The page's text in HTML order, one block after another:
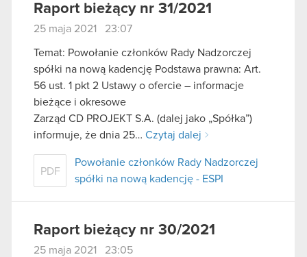
Raport bieżący nr 31/2021
25 maja 2021 23:07
Temat: Powołanie członków Rady Nadzorczej
spółki na nową kadencję Podstawa prawna: Art.
56 ust. 1 pkt 2 Ustawy o ofercie – informacje
bieżące i okresowe
Zarząd CD PROJEKT S.A. (dalej jako „Spółka”)
informuje, że dnia 25… Czytaj dalej
PDF
Powołanie członków Rady Nadzorczej
spółki na nową kadencję - ESPI
Raport bieżący nr 30/2021
25 maja 2021 23:05